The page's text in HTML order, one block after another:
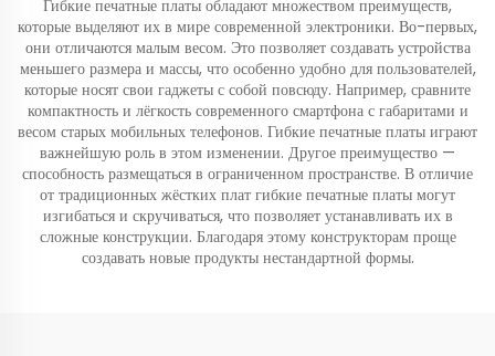
Гибкие печатные платы обладают множеством преимуществ,
которые выделяют их в мире современной электроники. Во-первых,
они отличаются малым весом. Это позволяет создавать устройства
меньшего размера и массы, что особенно удобно для пользователей,
которые носят свои гаджеты с собой повсюду. Например, сравните
компактность и лёгкость современного смартфона с габаритами и
весом старых мобильных телефонов. Гибкие печатные платы играют
важнейшую роль в этом изменении. Другое преимущество —
способность размещаться в ограниченном пространстве. В отличие
от традиционных жёстких плат гибкие печатные платы могут
изгибаться и скручиваться, что позволяет устанавливать их в
сложные конструкции. Благодаря этому конструкторам проще
создавать новые продукты нестандартной формы.